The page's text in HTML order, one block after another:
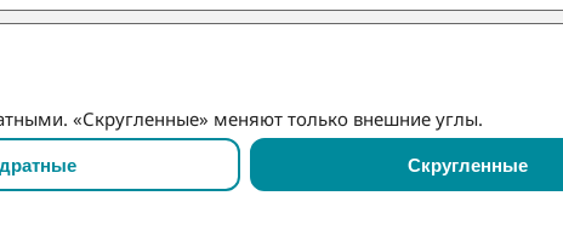
«Скругленные» меняют только внешние углы.
Скругленные